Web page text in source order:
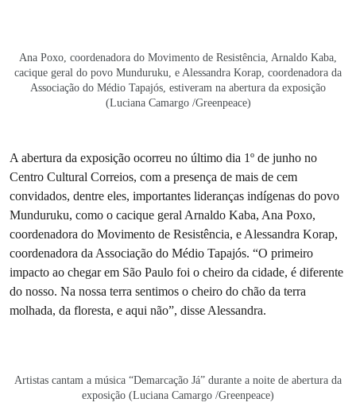
Ana Poxo, coordenadora do Movimento de Resistência, Arnaldo Kaba,
cacique geral do povo Munduruku, e Alessandra Korap, coordenadora da
Associação do Médio Tapajós, estiveram na abertura da exposição
(Luciana Camargo /Greenpeace)
A abertura da exposição ocorreu no último dia 1º de junho no
Centro Cultural Correios, com a presença de mais de cem
convidados, dentre eles, importantes lideranças indígenas do povo
Munduruku, como o cacique geral Arnaldo Kaba, Ana Poxo,
coordenadora do Movimento de Resistência, e Alessandra Korap,
coordenadora da Associação do Médio Tapajós. “O primeiro
impacto ao chegar em São Paulo foi o cheiro da cidade, é diferente
do nosso. Na nossa terra sentimos o cheiro do chão da terra
molhada, da floresta, e aqui não”, disse Alessandra.
Artistas cantam a música “Demarcação Já” durante a noite de abertura da
exposição (Luciana Camargo /Greenpeace)